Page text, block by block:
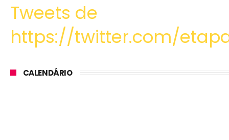
Tweets de
https://twitter.com/
CALENDÁRIO